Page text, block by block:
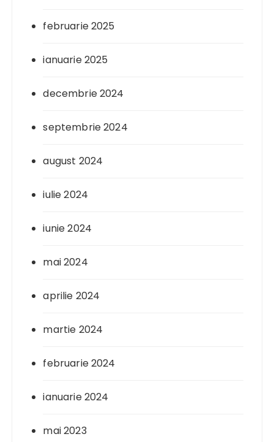
februarie 2025
ianuarie 2025
decembrie 2024
septembrie 2024
august 2024
iulie 2024
iunie 2024
mai 2024
aprilie 2024
martie 2024
februarie 2024
ianuarie 2024
mai 2023